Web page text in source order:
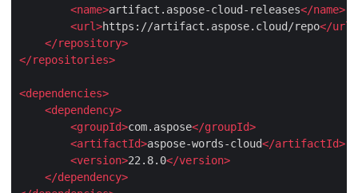
<name>artifact.aspose-cloud-releases</name>
<url>https://artifact.aspose.cloud/repo</url
</repository>
</repositories>
<dependencies>
<dependency>
<groupId>com.aspose</groupId>
<artifactId>aspose-words-cloud</artifactId>
<version>22.8.0</version>
</dependency>